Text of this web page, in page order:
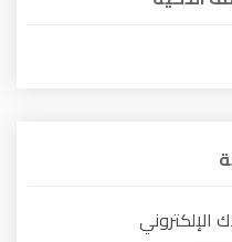
الإلكتروني